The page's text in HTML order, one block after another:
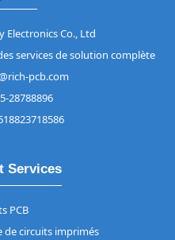
Electronics Co., Ltd
services de solution complète
pcb.com
28788896
Services
PCB
de circuits imprimés